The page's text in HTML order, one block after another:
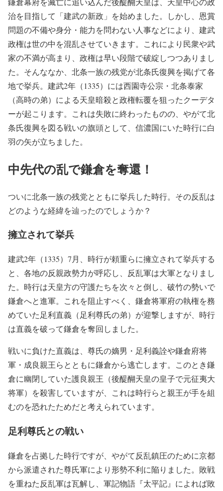
治を目指して「建武の新政」を始めました。しかし、恩賞
問題の不備や身分・能力を問わない人事などにより、建武
政権は世の中を混乱させていきます。これにより民衆や武
家の不満が高まり、政権は早い段階で破綻しつつありまし
た。そんななか、北条一族の残党が北条氏復興を掲げて各
地で挙兵。建武2年（1335）には西園寺公宗・北条泰家
（高時の弟）による天皇暗殺と政権転覆を狙ったクーデタ
ーが起こります。これは失敗に終わったものの、やがて北
条氏復興を図る戦いの旗頭として、信濃国にいた時行に白
羽の矢が立ちました。
中先代の乱で鎌倉を奪還！
ついに北条一族の残党とともに挙兵した時行。その反乱は
どのような経緯を辿ったのでしょうか？
擁立されて挙兵
建武2年（1335）7月、時行が頼重らに擁立されて挙兵する
と、各地の反親政勢力が呼応し、反乱軍は大軍となりまし
た。時行は天皇方の守護たちを次々と倒し、破竹の勢いで
鎌倉へと進軍。これを阻止すべく、鎌倉将軍府の執権を務
めていた足利直義（足利尊氏の弟）が迎撃しますが、時行
は直義を破って鎌倉を奪回しました。
戦いに負けた直義は、尊氏の嫡男・足利義詮や鎌倉府将
軍・成良親王らとともに鎌倉から逃亡します。このとき鎌
倉に幽閉していた護良親王（後醍醐天皇の皇子で元征夷大
将軍）を殺害していますが、これは時行らと親王が手を組
むのを恐れたためだと考えられています。
足利尊氏との戦い
鎌倉を占拠した時行ですが、やがて反乱鎮圧のために京都
から派遣された尊氏軍により形勢不利に陥りました。敗戦
を重ねた反乱軍は瓦解し、軍記物語『太平記』によれば敗